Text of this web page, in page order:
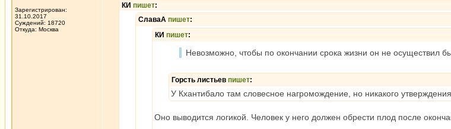
Зарегистрирован:
31.10.2017
Суждений: 18720
Откуда: Москва
КИ пишет:
СлаваА пишет:
КИ пишет:
Невозможно, чтобы по окончании срока жизни он не осуществил
Горсть листьев пишет:
У Кхантибало там словесное нагромождение, но никакого
Оно выводится логикой. Человек у него должен обрести плод после